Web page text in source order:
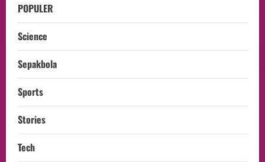
POPULER
Science
Sepakbola
Sports
Stories
Tech